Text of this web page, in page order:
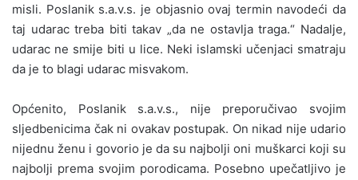
misli. Poslanik s.a.v.s. je objasnio ovaj termin navodeći da
taj udarac treba biti takav „da ne ostavlja traga.“ Nadalje,
udarac ne smije biti u lice. Neki islamski učenjaci smatraju
da je to blagi udarac misvakom.
Općenito, Poslanik s.a.v.s., nije preporučivao svojim
sljedbenicima čak ni ovakav postupak. On nikad nije udario
nijednu ženu i govorio je da su najbolji oni muškarci koji su
najbolji prema svojim porodicama. Posebno upečatljivo je